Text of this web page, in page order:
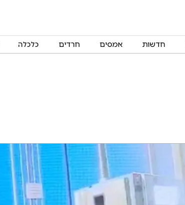
חדשות אמסים חרדים כלכלה